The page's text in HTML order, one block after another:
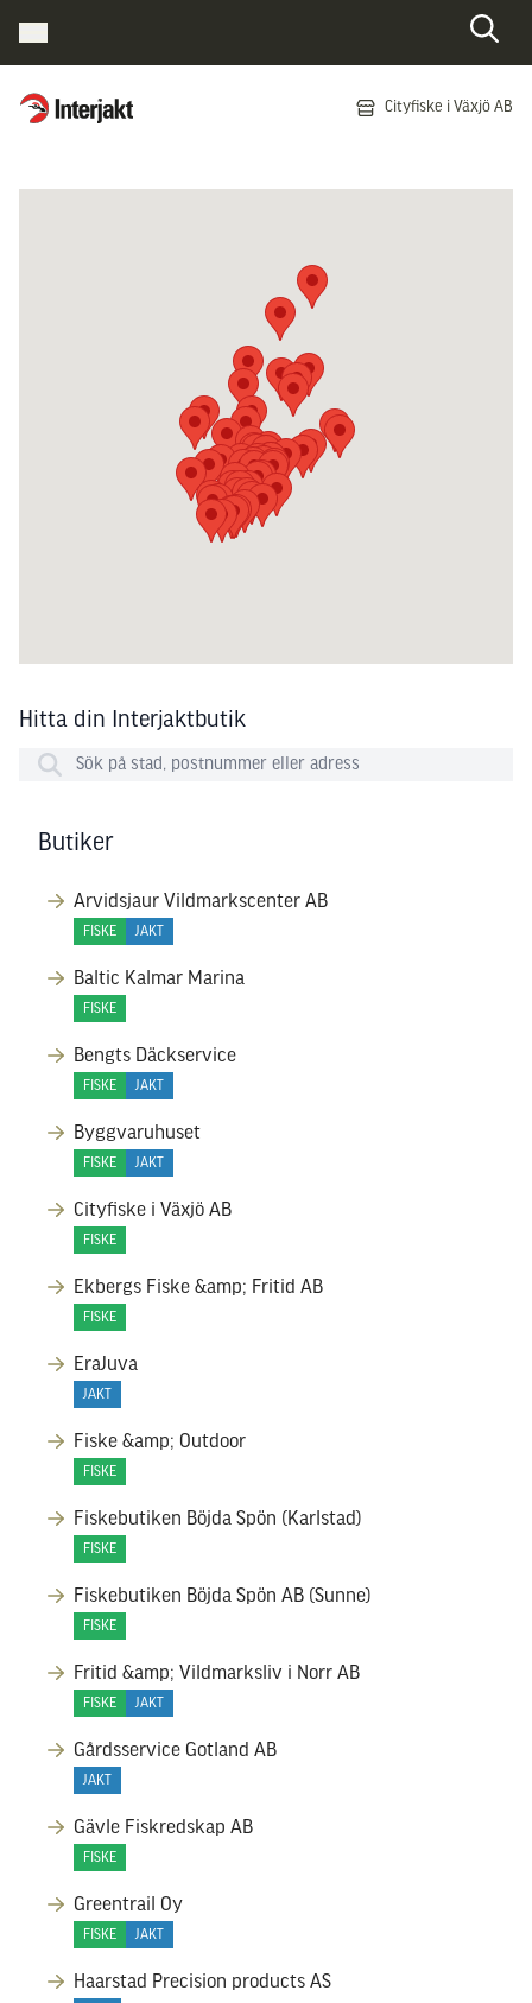
Interjakt SE Cityfiske i Växjö AB
Hitta din Interjaktbutik
Butiker
Arvidsjaur Vildmarkscenter AB
FISKE JAKT
Baltic Kalmar Marina
FISKE
Bengts Däckservice
FISKE JAKT
Byggvaruhuset
FISKE JAKT
Cityfiske i Växjö AB
FISKE
Ekbergs Fiske &amp; Fritid AB
FISKE
EraJuva
JAKT
Fiske &amp; Outdoor
FISKE
Fiskebutiken Böjda Spön (Karlstad)
FISKE
Fiskebutiken Böjda Spön AB (Sunne)
FISKE
Fritid &amp; Vildmarksliv i Norr AB
FISKE JAKT
Gårdsservice Gotland AB
JAKT
Gävle Fiskredskap AB
FISKE
Greentrail Oy
FISKE JAKT
Haarstad Precision products AS